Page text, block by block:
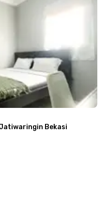
Bekasi